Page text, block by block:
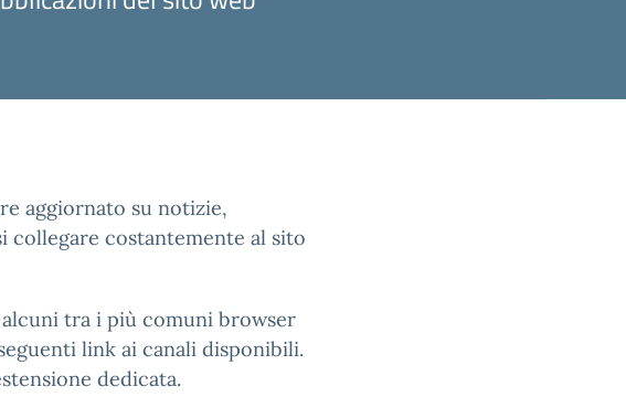
aggiornato su notizie,
collegare costantemente al sito
alcuni tra i più comuni browser
link ai canali disponibili.
dedicata.